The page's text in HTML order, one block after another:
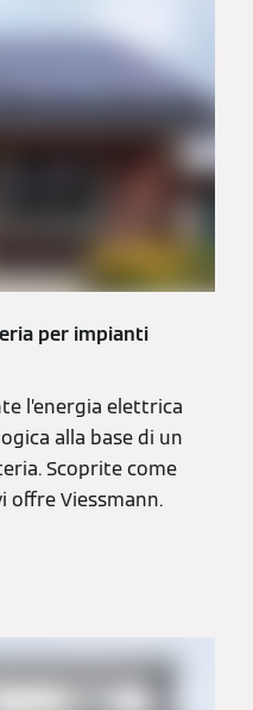
per impianti
l’energia elettrica
alla base di un
Scoprite come
offre Viessmann.